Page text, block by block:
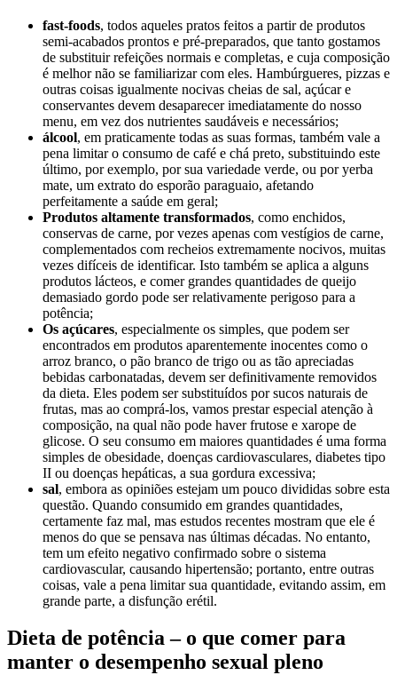
fast-foods, todos aqueles pratos feitos a partir de produtos
semi-acabados prontos e pré-preparados, que tanto gostamos
de substituir refeições normais e completas, e cuja composição
é melhor não se familiarizar com eles. Hambúrgueres, pizzas e
outras coisas igualmente nocivas cheias de sal, açúcar e
conservantes devem desaparecer imediatamente do nosso
menu, em vez dos nutrientes saudáveis e necessários;
álcool, em praticamente todas as suas formas, também vale a
pena limitar o consumo de café e chá preto, substituindo este
último, por exemplo, por sua variedade verde, ou por yerba
mate, um extrato do esporão paraguaio, afetando
perfeitamente a saúde em geral;
Produtos altamente transformados, como enchidos,
conservas de carne, por vezes apenas com vestígios de carne,
complementados com recheios extremamente nocivos, muitas
vezes difíceis de identificar. Isto também se aplica a alguns
produtos lácteos, e comer grandes quantidades de queijo
demasiado gordo pode ser relativamente perigoso para a
potência;
Os açúcares, especialmente os simples, que podem ser
encontrados em produtos aparentemente inocentes como o
arroz branco, o pão branco de trigo ou as tão apreciadas
bebidas carbonatadas, devem ser definitivamente removidos
da dieta. Eles podem ser substituídos por sucos naturais de
frutas, mas ao comprá-los, vamos prestar especial atenção à
composição, na qual não pode haver frutose e xarope de
glicose. O seu consumo em maiores quantidades é uma forma
simples de obesidade, doenças cardiovasculares, diabetes tipo
II ou doenças hepáticas, a sua gordura excessiva;
sal, embora as opiniões estejam um pouco divididas sobre esta
questão. Quando consumido em grandes quantidades,
certamente faz mal, mas estudos recentes mostram que ele é
menos do que se pensava nas últimas décadas. No entanto,
tem um efeito negativo confirmado sobre o sistema
cardiovascular, causando hipertensão; portanto, entre outras
coisas, vale a pena limitar sua quantidade, evitando assim, em
grande parte, a disfunção erétil.
Dieta de potência – o que comer para
manter o desempenho sexual pleno